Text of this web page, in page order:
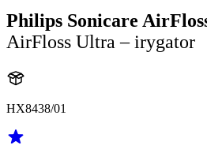
Philips Sonicare
AirFloss Ultra – irygator
HX8438/01